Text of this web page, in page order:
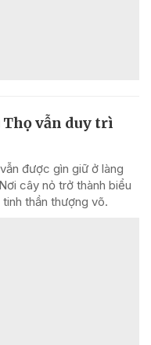
Thọ vẫn duy trì
được gìn giữ ở làng
cây nỏ trở thành biểu
thần thượng võ.